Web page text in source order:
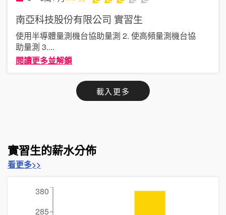
南亞科技股份有限公司 實習生
使用半導體量測機台協助量測 2. 使高頻量測機台協
助量測 3....
閱讀更多並解鎖
載入更多
實習生的薪水分佈
看更多>>
285
380